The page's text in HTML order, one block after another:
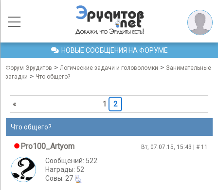
НОВЫЕ СООБЩЕНИЯ НА ФОРУМЕ
Форум Эрудитов > Логические задачи и головоломки > Занимательные
загадки > Что общего?
« 1 2
Что общего?
Pro100_Artyom Вт, 07.07.15, 15:43 | # 11
Сообщений: 522
Награды: 52
Cовы: 27